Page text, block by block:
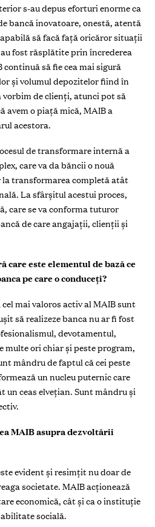
s-au depus eforturi enorme ca
bancă inovatoare, onestă, atentă
să facă faţă oricăror situaţii
fost răsplătite prin încrederea
să fie cea mai sigură
şi volumul depozitelor fiind în
vorbim de clienţi, atunci pot să
avem o piaţă mică, MAIB a
acestora.
de transformare internă a
care va da băncii o nouă
la transformarea completă atât
La sfârşitul acestui proces,
care se va conforma tuturor
de care angajaţii, clienţii şi
care este elementul de bază ce
pe care o conduceţi?
mai valoros activ al MAIB sunt
să realizeze banca nu ar fi fost
devotamentul,
multe ori chiar şi peste program,
mândru de faptul că cei peste
un nucleu puternic care
un ceas elveţian. Sunt mândru şi
MAIB asupra dezvoltării
evident şi resimţit nu doar de
societate. MAIB acţionează
economică, cât şi ca o instituţie
socială.